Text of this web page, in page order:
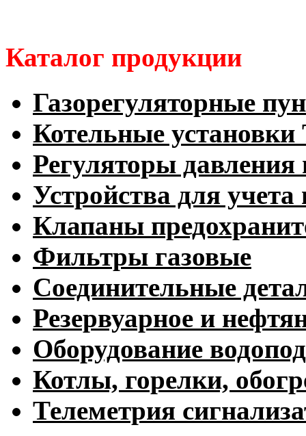
Каталог продукции
Газорегуляторные
Котельные
Регуляторы давления
Устройства для учета
Клапаны
Фильтры газовые
Соединительные
Резервуарное и
Оборудование
Котлы, горелки,
Телеметрия